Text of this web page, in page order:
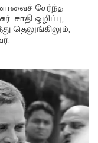
சேர்ந்த
சாதி ஒழிப்பு,
தெலுங்கிலும்,